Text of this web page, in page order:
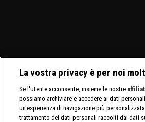
La vostra privacy è per noi
Se l'utente acconsente, insieme le nostre
possiamo archiviare e accedere ai dati
un'esperienza di navigazione più
trattamento dei dati personali raccolti dai dati